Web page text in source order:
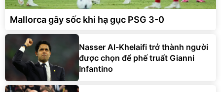
Mallorca gây sốc khi hạ gục PSG 3-0
Nasser Al-Khelaifi trở thành người
được chọn để phế truất Gianni
Infantino